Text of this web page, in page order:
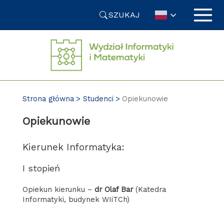
SZUKAJ
Strona główna Studenci Opiekunowie
Opiekunowie
Kierunek Informatyka:
I stopień
Opiekun kierunku – dr Olaf Bar(Katedra
Informatyki, budynek WIiTCh)